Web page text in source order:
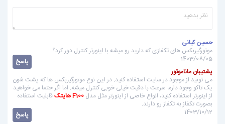
حسین کیانی
موتورگیربکس های تکفازی که دارید رو میشه با اینورتر کنترل دور کرد؟
پاسخ
1403/08/05
پشتیبان ماناموتور
می تونید ازموجود در سایت استفاده کنید. در این نوع موتورگیربکس ها که پشت شون
یک تاکو وجود داره، سرعت با دقیت خیلی خوبی کنترل میشه. اما اگر حتما می خواهید
از اینورتر استفاده کنید، انواع خاصی از اینورتر مثل مدل F100 هایتک
قابلیت استفاده
بصورت تکفاز به تکفاز رو دارند.
پاسخ
1403/10/12